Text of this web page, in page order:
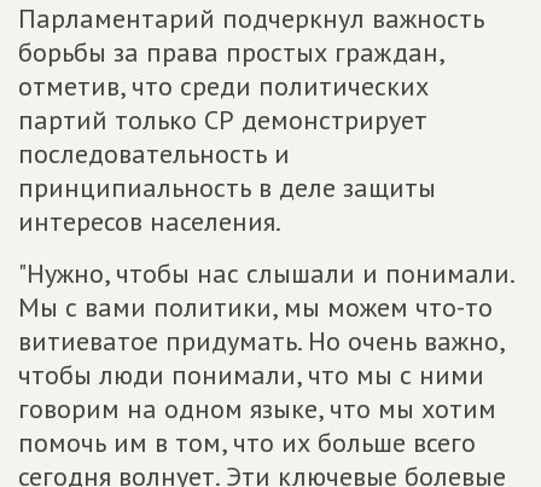
Парламентарий подчеркнул важность
борьбы за права простых граждан,
отметив, что среди политических
партий только СР демонстрирует
последовательность и
принципиальность в деле защиты
интересов населения.
"Нужно, чтобы нас слышали и понимали.
Мы с вами политики, мы можем что-то
витиеватое придумать. Но очень важно,
чтобы люди понимали, что мы с ними
говорим на одном языке, что мы хотим
помочь им в том, что их больше всего
сегодня волнует. Эти ключевые болевые